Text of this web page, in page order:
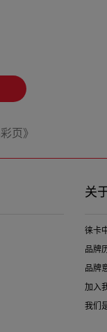
页》
关
徕卡
品牌
品牌
加入
我们